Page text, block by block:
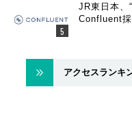
JR東日本、
Confluent採
アクセスランキ